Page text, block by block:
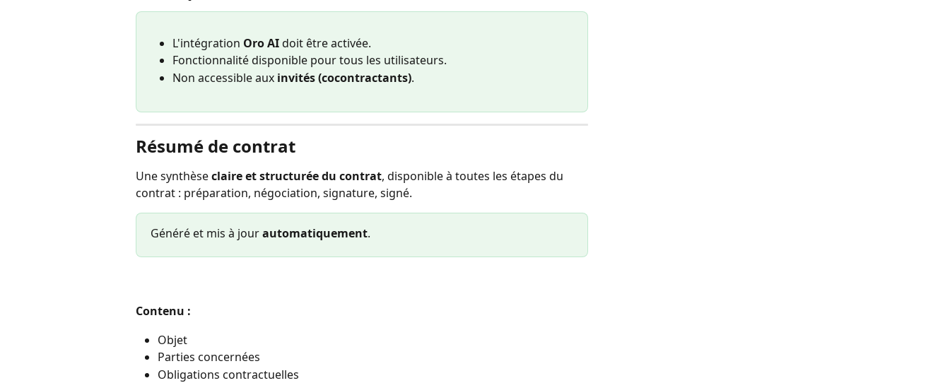
L'intégration Oro AI doit être activée.
Fonctionnalité disponible pour tous les utilisateurs.
Non accessible aux invités (cocontractants).
Résumé de contrat
Une synthèse claire et structurée du contrat, disponible à toutes les étapes du
contrat : préparation, négociation, signature, signé.
Généré et mis à jour automatiquement.
Contenu :
Objet
Parties concernées
Obligations contractuelles